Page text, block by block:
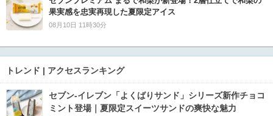
果実感を忠実再現した夏限定アイス
08月10日 11時30分
トレンド | アクセスランキング
セブン‐イレブン「よくばりサンド」シリーズ新作チョコ
ミント登場｜夏限定スイーツサンドの爽快な魅力